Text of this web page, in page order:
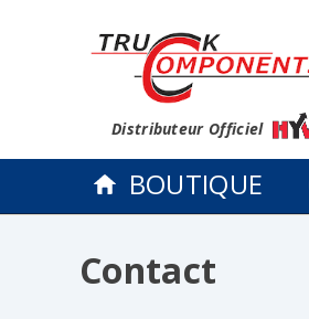
Distributeur Officiel
BOUTIQUE
Contact